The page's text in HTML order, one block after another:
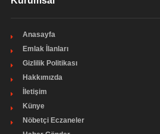
Anasayfa
Emlak İlanları
Gizlilik Politikası
Hakkımızda
İletişim
Künye
Nöbetçi Eczaneler